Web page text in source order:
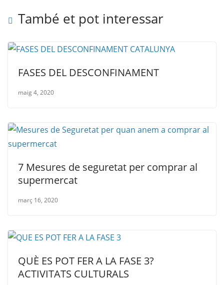
També et pot interessar
FASES DEL DESCONFINAMENT
maig 4, 2020
7 Mesures de seguretat per comprar al
supermercat
març 16, 2020
QUÈ ES POT FER A LA FASE 3?
ACTIVITATS CULTURALS